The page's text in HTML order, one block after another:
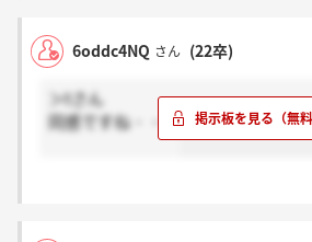
6oddc4NQ さん (22卒)
＞tさん
同感ですね・・・